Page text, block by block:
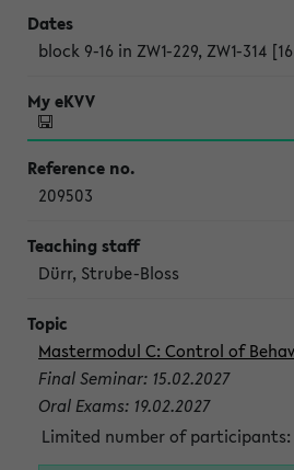
block 9-16 in ZW1-229, ZW1-314
209503
Dürr, Strube-Bloss
Mastermodul C: Control of
Final Seminar: 15.02.2027
Oral Exams: 19.02.2027
Limited number of participants: